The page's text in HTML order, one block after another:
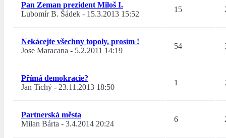
Pan Zeman prezident Miloš I.
Lubomír B. Šádek - 15.3.2013 15:52
15
Nekácejte všechny topoly, prosím !
Jose Maracana - 5.2.2011 14:19
54
Přímá demokracie?
Jan Tichý - 23.11.2013 18:50
1
Partnerská města
Milan Bárta - 3.4.2014 20:24
6